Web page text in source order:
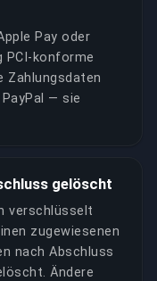
Pay oder
PCI-konforme
Zahlungsdaten
— sie
gelöscht
verschlüsselt
zugewiesenen
nach Abschluss
Ändere